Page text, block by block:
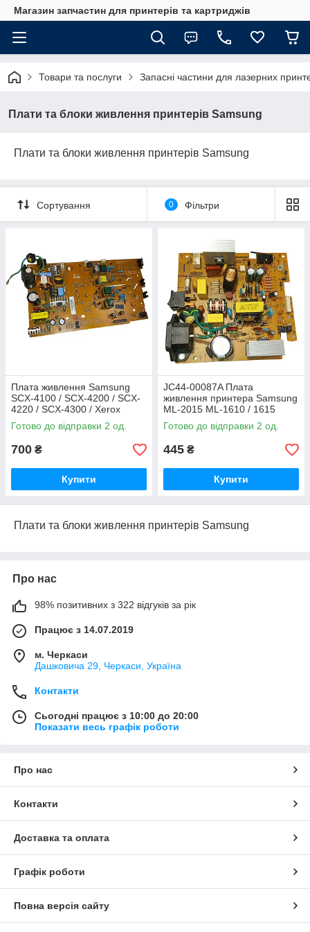
Магазин запчастин для принтерів та картриджів
Товари та послуги Запасні частини для лазерних
Плати та блоки живлення принтерів Samsung
Плати та блоки живлення принтерів Samsung
Сортування 0 Фільтри
Плата живлення Samsung
SCX-4100 / SCX-4200 / SCX-
4220 / SCX-4300 / Xerox
РE114e JC44-00073A / JC96-
03206B
Готово до відправки 2 од.
700 ₴
Купити
JC44-00087A Плата
живлення принтера Samsung
ML-2015 ML-1610 / 1615
Xerox Phaser 3117 / 3122
Готово до відправки 2 од.
445 ₴
Купити
Плати та блоки живлення принтерів Samsung
Про нас
98% позитивних з 322 відгуків за рік
Працює з 14.07.2019
м. Черкаси
Дашковича 29, Черкаси, Україна
Контакти
Сьогодні працює з 10:00 до 20:00
Показати весь графік роботи
Про нас
Контакти
Доставка та оплата
Графік роботи
Повна версія сайту